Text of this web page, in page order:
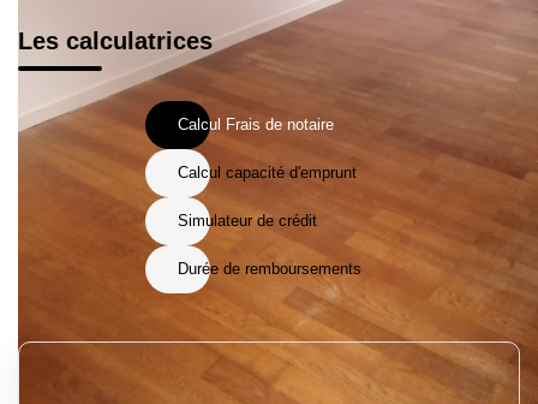
Les calculatrices
Calcul Frais de notaire
Calcul capacité d'emprunt
Simulateur de crédit
Durée de remboursements